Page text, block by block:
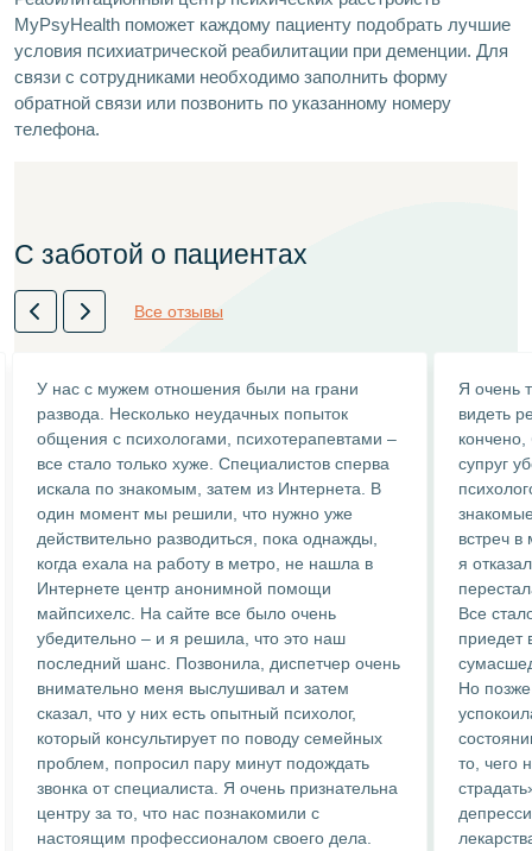
MyPsyHealth поможет каждому пациенту подобрать лучшие
условия психиатрической реабилитации при деменции. Для
связи с сотрудниками необходимо заполнить форму
обратной связи или позвонить по указанному номеру
телефона.
С заботой о пациентах
Все отзывы
У нас с мужем отношения были на грани
развода. Несколько неудачных попыток
общения с психологами, психотерапевтами –
все стало только хуже. Специалистов сперва
искала по знакомым, затем из Интернета. В
один момент мы решили, что нужно уже
действительно разводиться, пока однажды,
когда ехала на работу в метро, не нашла в
Интернете центр анонимной помощи
майпсихелс. На сайте все было очень
убедительно – и я решила, что это наш
последний шанс. Позвонила, диспетчер очень
внимательно меня выслушивал и затем
сказал, что у них есть опытный психолог,
который консультирует по поводу семейных
проблем, попросил пару минут подождать
звонка от специалиста. Я очень признательна
центру за то, что нас познакомили с
настоящим профессионалом своего дела.
Я очень
видеть
супруг
встреч
я
Все
приедет
Но
то, чего